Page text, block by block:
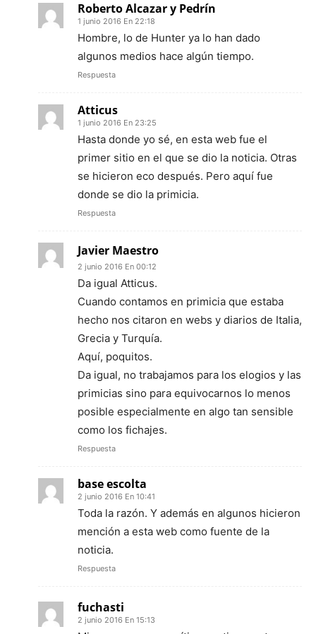
Roberto Alcazar y Pedrín
1 junio 2016 En 22:18
Hombre, lo de Hunter ya lo han dado
algunos medios hace algún tiempo.
Respuesta
Atticus
1 junio 2016 En 23:25
Hasta donde yo sé, en esta web fue el
primer sitio en el que se dio la noticia. Otras
se hicieron eco después. Pero aquí fue
donde se dio la primicia.
Respuesta
Javier Maestro
2 junio 2016 En 00:12
Da igual Atticus.
Cuando contamos en primicia que estaba
hecho nos citaron en webs y diarios de Italia,
Grecia y Turquía.
Aquí, poquitos.
Da igual, no trabajamos para los elogios y las
primicias sino para equivocarnos lo menos
posible especialmente en algo tan sensible
como los fichajes.
Respuesta
base escolta
2 junio 2016 En 10:41
Toda la razón. Y además en algunos hicieron
mención a esta web como fuente de la
noticia.
Respuesta
fuchasti
2 junio 2016 En 15:13